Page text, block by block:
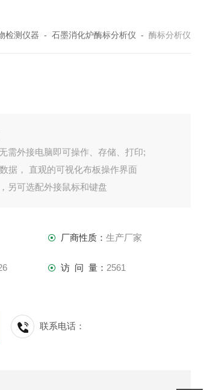
检测仪器 - 石墨消化炉酶标分析仪 - 酶标分析仪
需外接电脑即可操作、存储、打印;
据， 直观的可视化布板操作界面
另可选配外接鼠标和键盘
厂商性质： 生产厂家
访 问 量： 2561
联系电话：